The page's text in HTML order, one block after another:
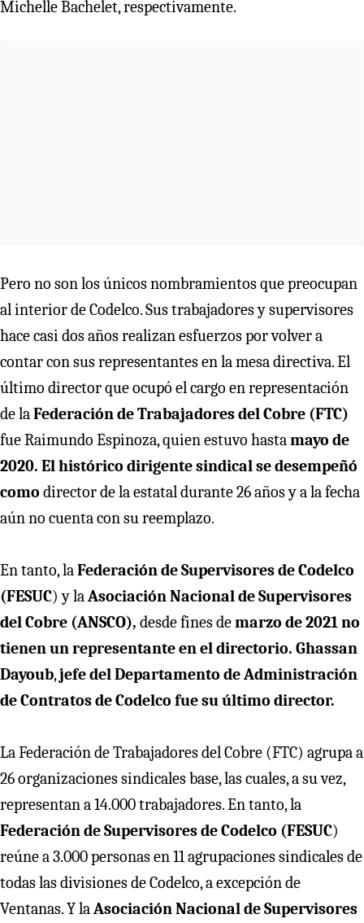
Michelle Bachelet, respectivamente.
Pero no son los únicos nombramientos que preocupan
al interior de Codelco. Sus trabajadores y supervisores
hace casi dos años realizan esfuerzos por volver a
contar con sus representantes en la mesa directiva. El
último director que ocupó el cargo en representación
de laFederación de Trabajadores del Cobre (FTC)
fue Raimundo Espinoza, quien estuvo hastamayo de
2020. El histórico dirigente sindical se desempeñó
como director de la estatal durante 26 años y a la fecha
aún no cuenta con su reemplazo.
En tanto, laFederación de Supervisores de Codelco
(FESUC) y laAsociación Nacional de Supervisores
del Cobre (ANSCO), desde fines demarzo de 2021 no
tienen un representante en el directorio. Ghassan
Dayoub,jefe del Departamento de Administración
de Contratos de Codelco fue su último director.
La Federación de Trabajadores del Cobre (FTC) agrupa a
26 organizaciones sindicales base, las cuales, a su vez,
representan a 14.000 trabajadores. En tanto, la
Federación de Supervisores de Codelco (FESUC)
reúne a 3.000 personas en 11 agrupaciones sindicales de
todas las divisiones de Codelco, a excepción de
Ventanas. Y laAsociación Nacional de Supervisores